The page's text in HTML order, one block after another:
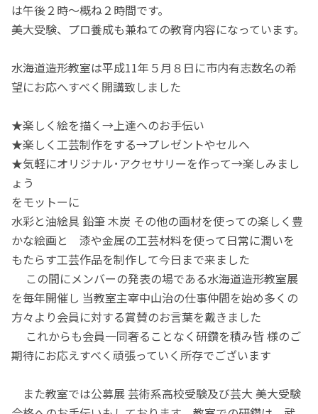
は午後２時～概ね２時間です。
美大受験、プロ養成も兼ねての教育内容になっています。
水海道造形教室は平成11年５月８日に市内有志数名の希
望にお応へすべく開講致しました
★楽しく絵を描く→上達へのお手伝い
★楽しく工芸制作をする→プレゼントやセルへ
★気軽にオリジナル･アクセサリーを作って→楽しみまし
ょう
をモットーに
水彩と油絵具 鉛筆 木炭 その他の画材を使っての楽しく豊
かな絵画と 漆や金属の工芸材料を使って日常に潤いを
もたらす工芸作品を制作して今日まで来ました
この間にメンバーの発表の場である水海道造形教室展
を毎年開催し 当教室主宰中山治の仕事仲間を始め多くの
方々より会員に対する賞賛のお言葉を戴きました
これからも会員一同奢ることなく研鑽を積み皆 様のご
期待にお応えすべく頑張っていく所存でございます
また教室では公募展 芸術系高校受験及び芸大 美大受験